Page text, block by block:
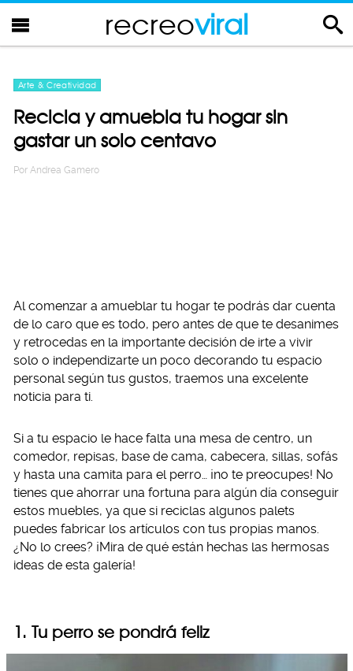
recreoviral
Arte & Creatividad
Recicla y amuebla tu hogar sin
gastar un solo centavo
Por Andrea Gamero
Al comenzar a amueblar tu hogar te podrás dar cuenta
de lo caro que es todo, pero antes de que te desanimes
y retrocedas en la importante decisión de irte a vivir
solo o independizarte un poco decorando tu espacio
personal según tus gustos, traemos una excelente
noticia para ti.
Si a tu espacio le hace falta una mesa de centro, un
comedor, repisas, base de cama, cabecera, sillas, sofás
y hasta una camita para el perro… ¡no te preocupes! No
tienes que ahorrar una fortuna para algún día conseguir
estos muebles, ya que si reciclas algunos palets
puedes fabricar los artículos con tus propias manos.
¿No lo crees? ¡Mira de qué están hechas las hermosas
ideas de esta galería!
1. Tu perro se pondrá feliz